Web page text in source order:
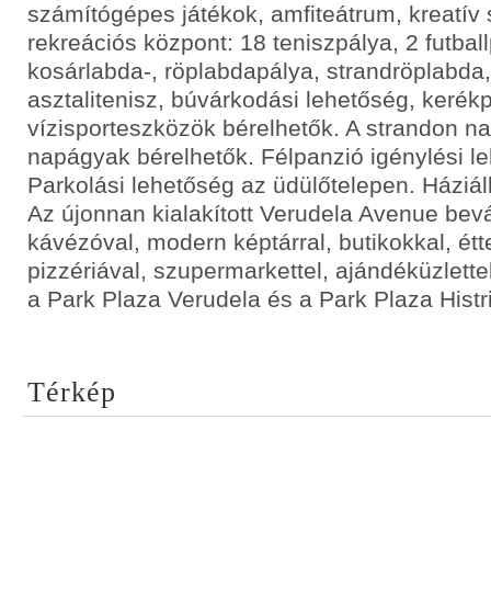
számítógépes játékok, amfiteátrum, kreatív
rekreációs központ: 18 teniszpálya, 2
kosárlabda-, röplabdapálya,
asztalitenisz, búvárkodási lehetőség,
vízisporteszközök bérelhetők. A strandon
napágyak bérelhetők. Félpanzió igénylési
Parkolási lehetőség az üdülőtelepen.
Az újonnan kialakított Verudela Avenue
kávézóval, modern képtárral, butikokkal,
pizzériával, szupermarkettel,
a Park Plaza Verudela és a Park Plaza
Térkép